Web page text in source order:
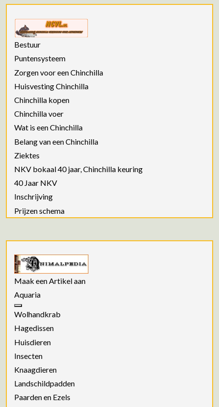
Bestuur
Puntensysteem
Zorgen voor een Chinchilla
Huisvesting Chinchilla
Chinchilla kopen
Chinchilla voer
Wat is een Chinchilla
Belang van een Chinchilla
Ziektes
NKV bokaal 40 jaar, Chinchilla keuring
40 Jaar NKV
Inschrijving
Prijzen schema
Maak een Artikel aan
Aquaria
Wolhandkrab
Hagedissen
Huisdieren
Insecten
Knaagdieren
Landschildpadden
Paarden en Ezels